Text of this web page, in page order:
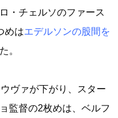
・チェルソのファース
めはエデルソンの股間を
。
ヴァが下がり、スター
監督の2枚めは、ベルフ